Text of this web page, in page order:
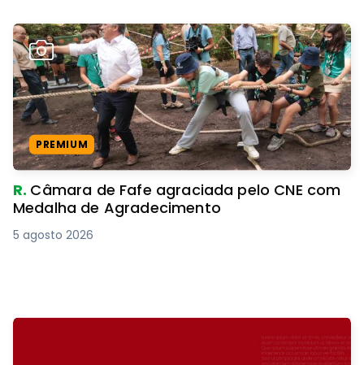
PREMIUM
R. Câmara de Fafe agraciada pelo CNE com
Medalha de Agradecimento
5 agosto 2026